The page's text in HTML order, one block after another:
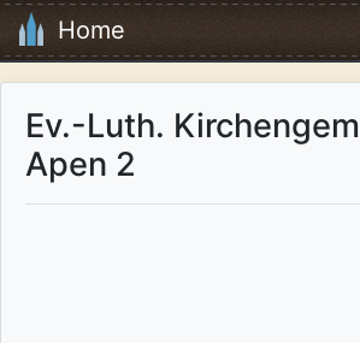
Home
Ev.-Luth.
Apen 2